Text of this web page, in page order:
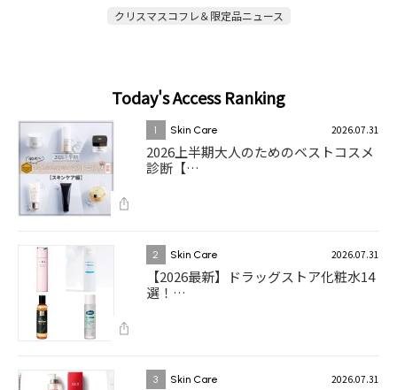
クリスマスコフレ＆限定品ニュース
Today's Access Ranking
1 Skin Care 2026.07.31
2026上半期大人のためのベストコスメ
診断【…
2 Skin Care 2026.07.31
【2026最新】ドラッグストア化粧水14
選！…
3 Skin Care 2026.07.31